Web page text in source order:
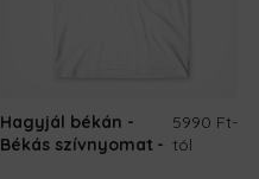
Hagyjál békán -
Békás szívnyomat
5990 Ft-
tól